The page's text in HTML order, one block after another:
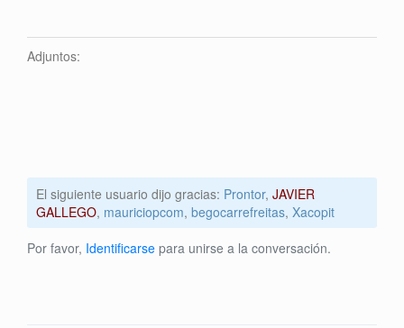
Adjuntos:
El siguiente usuario dijo gracias: Prontor, JAVIER
GALLEGO, mauriciopcom, begocarrefreitas, Xacopit
Por favor, Identificarse para unirse a la conversación.